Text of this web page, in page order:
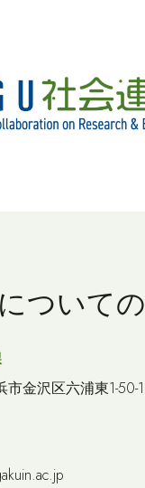
ついての
金沢区六浦東1-50-1